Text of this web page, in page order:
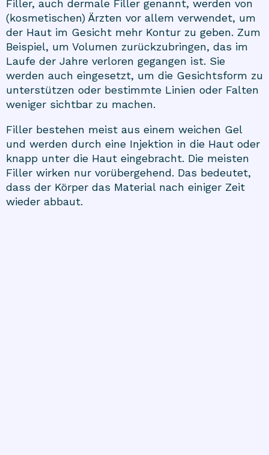
Filler, auch dermale Filler genannt, werden von
(kosmetischen) Ärzten vor allem verwendet, um
der Haut im Gesicht mehr Kontur zu geben. Zum
Beispiel, um Volumen zurückzubringen, das im
Laufe der Jahre verloren gegangen ist. Sie
werden auch eingesetzt, um die Gesichtsform zu
unterstützen oder bestimmte Linien oder Falten
weniger sichtbar zu machen.
Filler bestehen meist aus einem weichen Gel
und werden durch eine Injektion in die Haut oder
knapp unter die Haut eingebracht. Die meisten
Filler wirken nur vorübergehend. Das bedeutet,
dass der Körper das Material nach einiger Zeit
wieder abbaut.